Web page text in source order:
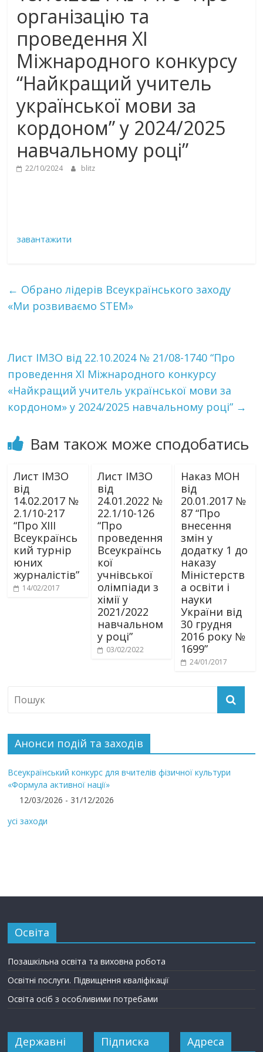
організацію та
проведення XI
Міжнародного конкурсу
“Найкращий учитель
української мови за
кордоном” у 2024/2025
навчальному році”
22/10/2024 blitz
завантажити
← Обрано лідерів Всеукраїнського заходу
«Ми розвиваємо STEM»
Лист ІМЗО від 22.10.2024 № 21/08-1740 “Про
проведення ХІ Міжнародного конкурсу
«Найкращий учитель української мови за
кордоном» у 2024/2025 навчальному році” →
Вам також може сподобатись
Лист ІМЗО
від
14.02.2017 №
2.1/10-217
“Про XIII
Всеукраїнсь
кий турнір
юних
журналістів”
14/02/2017
Лист ІМЗО
від
24.01.2022 №
22.1/10-126
“Про
проведення
Всеукраїнсь
кої
учнівської
олімпіади з
хімії у
2021/2022
навчальном
у році”
03/02/2022
Наказ МОН
від
20.01.2017 №
87 “Про
внесення
змін у
додатку 1 до
наказу
Міністерств
а освіти і
науки
України від
30 грудня
2016 року №
1699”
24/01/2017
Анонси подій та заходів
Всеукраїнський конкурс для вчителів фізичної культури
«Формула активної нації»
12/03/2026 - 31/12/2026
усі заходи
Освіта
Позашкільна освіта та виховна робота
Освітні послуги. Підвищення кваліфікації
Освіта осіб з особливими потребами
Державні
Підписка
Адреса